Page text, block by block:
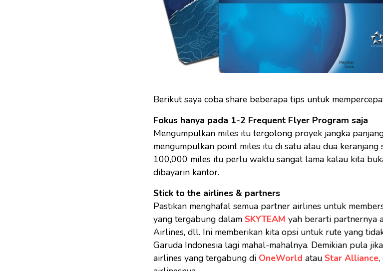
Berikut saya coba share beberapa tips untuk
Fokus hanya pada 1-2 Frequent Flyer Program saja
Mengumpulkan miles itu tergolong proyek jangka
mengumpulkan point miles itu di satu atau dua
100,000 miles itu perlu waktu sangat lama kalau kita
dibayarin kantor.
Stick to the airlines & partners
Pastikan menghafal semua partner airlines untuk
yang tergabung dalam SKYTEAM yah berarti partnernya
Airlines, dll. Ini memberikan kita opsi untuk rute yang
Garuda Indonesia lagi mahal-mahalnya. Demikian pula
airlines yang tergabung di OneWorld atau Star Alliance,